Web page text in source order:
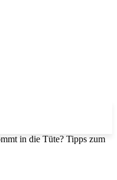
in die Tüte? Tipps zum